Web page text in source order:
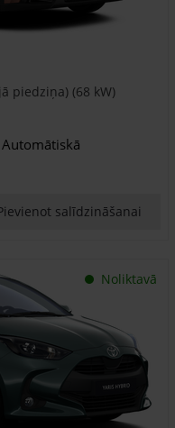
piedziņa) (68 kW)
Automātiskā
salīdzināšanai
Noliktavā